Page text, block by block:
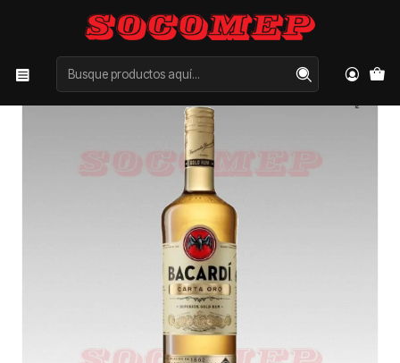
Inicio Categorías LICORES
RON
Ron Bacardi Dorado 750cc